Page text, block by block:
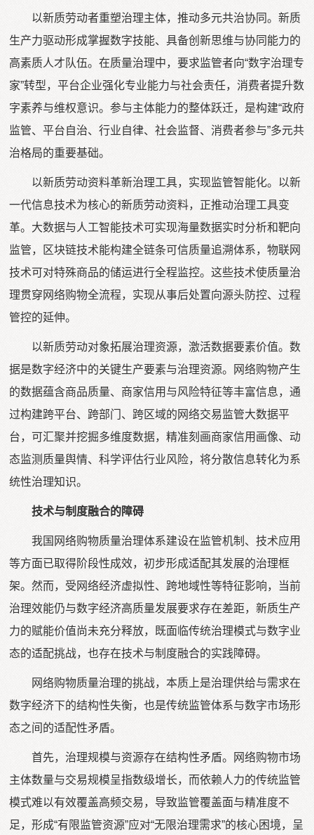
以新质劳动者重塑治理主体，推动多元共治协同。新质
生产力驱动形成掌握数字技能、具备创新思维与协同能力的
高素质人才队伍。在质量治理中，要求监管者向“数字治理专
家”转型，平台企业强化专业能力与社会责任，消费者提升数
字素养与维权意识。参与主体能力的整体跃迁，是构建“政府
监管、平台自治、行业自律、社会监督、消费者参与”多元共
治格局的重要基础。
以新质劳动资料革新治理工具，实现监管智能化。以新
一代信息技术为核心的新质劳动资料，正推动治理工具变
革。大数据与人工智能技术可实现海量数据实时分析和靶向
监管，区块链技术能构建全链条可信质量追溯体系，物联网
技术可对特殊商品的储运进行全程监控。这些技术使质量治
理贯穿网络购物全流程，实现从事后处置向源头防控、过程
管控的延伸。
以新质劳动对象拓展治理资源，激活数据要素价值。数
据是数字经济中的关键生产要素与治理资源。网络购物产生
的数据蕴含商品质量、商家信用与风险特征等丰富信息，通
过构建跨平台、跨部门、跨区域的网络交易监管大数据平
台，可汇聚并挖掘多维度数据，精准刻画商家信用画像、动
态监测质量舆情、科学评估行业风险，将分散信息转化为系
统性治理知识。
技术与制度融合的障碍
我国网络购物质量治理体系建设在监管机制、技术应用
等方面已取得阶段性成效，初步形成适配其发展的治理框
架。然而，受网络经济虚拟性、跨地域性等特征影响，当前
治理效能仍与数字经济高质量发展要求存在差距，新质生产
力的赋能价值尚未充分释放，既面临传统治理模式与数字业
态的适配挑战，也存在技术与制度融合的实践障碍。
网络购物质量治理的挑战，本质上是治理供给与需求在
数字经济下的结构性失衡，也是传统监管体系与数字市场形
态之间的适配性矛盾。
首先，治理规模与资源存在结构性矛盾。网络购物市场
主体数量与交易规模呈指数级增长，而依赖人力的传统监管
模式难以有效覆盖高频交易，导致监管覆盖面与精准度不
足，形成“有限监管资源”应对“无限治理需求”的核心困境，呈